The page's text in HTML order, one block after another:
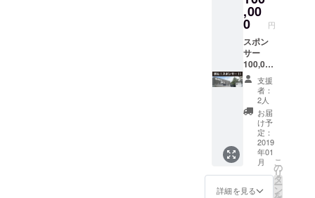
ては
ファン
グ終了
後にあ
らため
てご連
絡いた
しま
す。
名かハ
ンドル
ネーム
をお選
びいた
だけま
す。ま
たどち
らも掲
載しな
いこと
も可能
です。
クレ
ジット
につい
ては
前をク
レジッ
ト致し
ます ※
クレ
ジット
は、本
名かハ
ンドル
ネーム
をお選
びいた
だけま
す。ま
たどち
らも掲
載しな
一年間
の提供
となり
ます
（グラ
ンド
オープ
ン２０
１９年
１月予
定）※初
回来店
時にパ
スをお
渡し致
します
◎来店
,00
0 円
スポン
サー
100,000
円コー
ス あな
たは
「西池
袋マー
ト」の
スポン
サーで
す。 ◎
店内に
ご芳名
支援
者：
2人
お届
け予
定：
2019
年01
月
詳細を見る
こ
の
リ
タ
ー
ン